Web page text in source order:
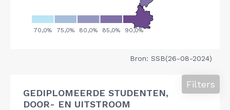
Bron: SSB(26-08-2024)
GEDIPLOMEERDE STUDENTEN,
DOOR- EN UITSTROOM
Filters